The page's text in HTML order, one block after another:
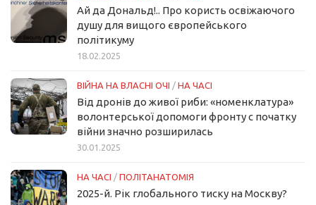
Ай да Дональд!.. Про користь освіжаючого
душу для вищого європейського
політикуму
18.02.2025
ВІЙНА НА ВЛАСНІ ОЧІ / НА ЧАСІ
Від дронів до живої риби: «номенклатура»
волонтерської допомоги фронту с початку
війни значно розширилась
30.01.2025
НА ЧАСІ / ПОЛІТАНАТОМІЯ
2025-й. Рік глобального тиску на Москву?